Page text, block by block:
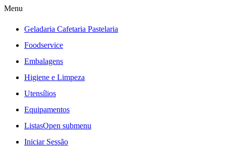
Menu
Geladaria Cafetaria Pastelaria
Foodservice
Embalagens
Higiene e Limpeza
Utensílios
Equipamentos
ListasOpen submenu
Iniciar Sessão